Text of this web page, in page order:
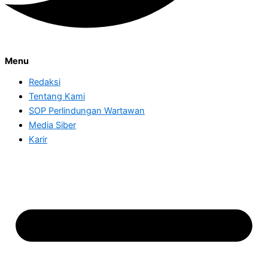
Menu
Redaksi
Tentang Kami
SOP Perlindungan Wartawan
Media Siber
Karir